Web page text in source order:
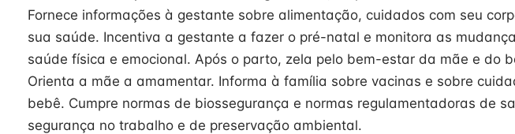
Fornece informações à gestante sobre alimentação, cuidados com seu
sua saúde. Incentiva a gestante a fazer o pré-natal e monitora as
saúde física e emocional. Após o parto, zela pelo bem-estar da mãe e do
Orienta a mãe a amamentar. Informa à família sobre vacinas e sobre
bebê. Cumpre normas de biossegurança e normas regulamentadoras de
segurança no trabalho e de preservação ambiental.